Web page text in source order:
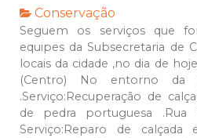
Conservação
Seguem os serviços que
equipes da Subsecretaria de
locais da cidade ,no dia de
(Centro) No entorno da
.Serviço:Recuperação de
de pedra portuguesa .Rua
Serviço:Reparo de calçada